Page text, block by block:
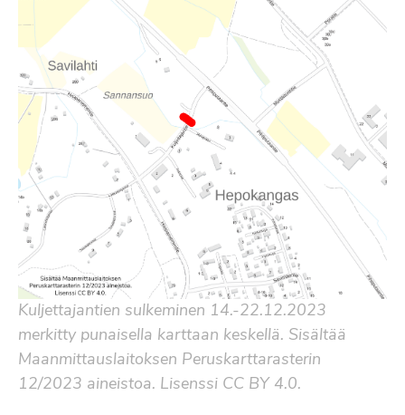
Kuljettajantien sulkeminen 14.-22.12.2023
merkitty punaisella karttaan keskellä. Sisältää
Maanmittauslaitoksen Peruskarttarasterin
12/2023 aineistoa. Lisenssi CC BY 4.0.